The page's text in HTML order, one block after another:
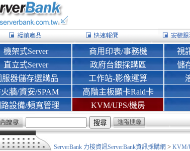
機架式Server
直立式Server
服器儲存選購品
火牆/資安/SPAM
設備/頻寬管理
商用印表/事務機
政府台銀採購區
工作站-影像運算
高階主板顯卡Raid卡
KVM/UPS/機房
視
儲
ServerBank 力梭資訊ServerBank資訊採購網 > KVM/